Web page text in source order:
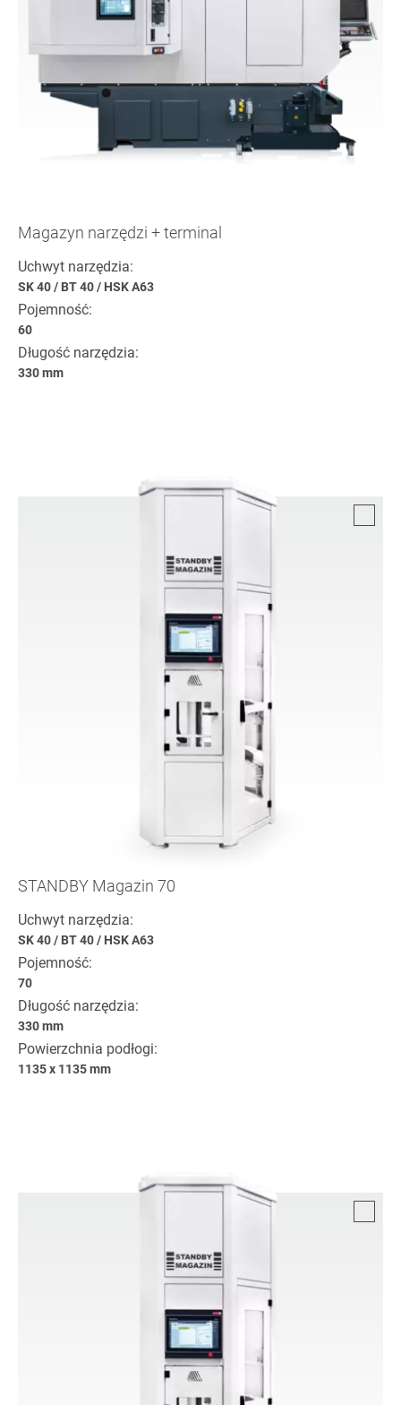
Magazyn narzędzi + terminal
Uchwyt narzędzia:
SK 40/ BT 40/ HSK A63
Pojemność:
60
Długość narzędzia:
330 mm
STANDBY Magazin 70
Uchwyt narzędzia:
SK 40/ BT 40/ HSK A63
Pojemność:
70
Długość narzędzia:
330 mm
Powierzchnia podłogi:
1135 x 1135 mm